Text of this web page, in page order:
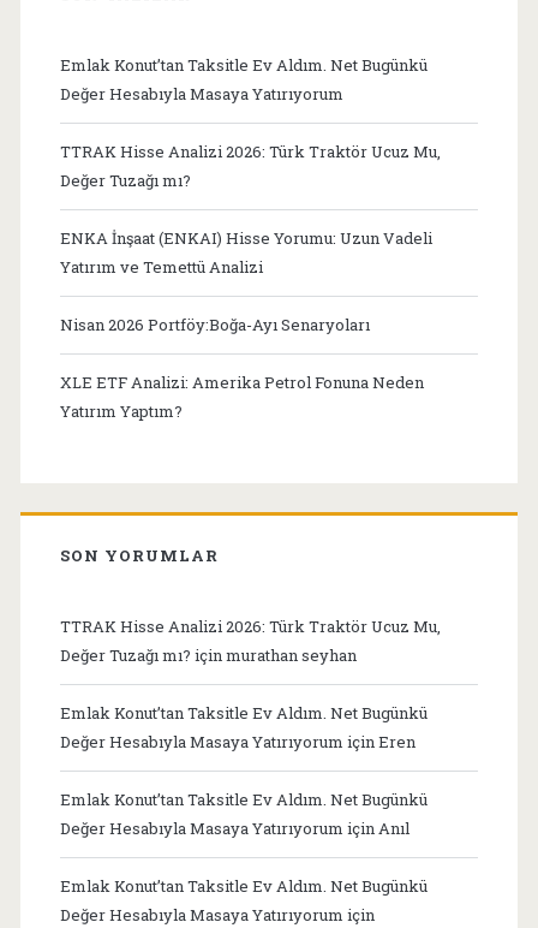
Emlak Konut’tan Taksitle Ev Aldım. Net Bugünkü
Değer Hesabıyla Masaya Yatırıyorum
TTRAK Hisse Analizi 2026: Türk Traktör Ucuz Mu,
Değer Tuzağı mı?
ENKA İnşaat (ENKAI) Hisse Yorumu: Uzun Vadeli
Yatırım ve Temettü Analizi
Nisan 2026 Portföy:Boğa-Ayı Senaryoları
XLE ETF Analizi: Amerika Petrol Fonuna Neden
Yatırım Yaptım?
SON YORUMLAR
TTRAK Hisse Analizi 2026: Türk Traktör Ucuz Mu,
Değer Tuzağı mı? içinmurathan seyhan
Emlak Konut’tan Taksitle Ev Aldım. Net Bugünkü
Değer Hesabıyla Masaya Yatırıyorum içinEren
Emlak Konut’tan Taksitle Ev Aldım. Net Bugünkü
Değer Hesabıyla Masaya Yatırıyorum içinAnıl
Emlak Konut’tan Taksitle Ev Aldım. Net Bugünkü
Değer Hesabıyla Masaya Yatırıyorum için